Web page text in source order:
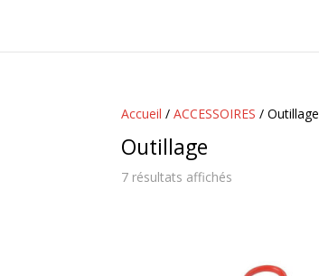
Accueil /ACCESSOIRES / Outillage
Outillage
7 résultats affichés